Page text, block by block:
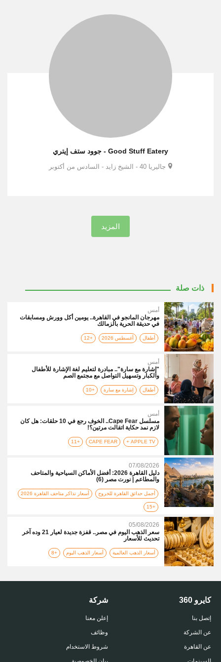
Good Stuff Eatery - جوود ستف إيتري
جاليريا 40 - الشيخ زايد - السادس من أكتوبر
المزيد
ذات صلة
أمس
مهرجان المانجو في القاهرة.. يومين أكل وورش ومسابقات
في حديقة الحرية بالزمالك
أطفال أغسطس 2026 +12
أمس
"إشارة مع سارة".. مبادرة لتعليم لغة الإشارة للأطفال
والكبار وتسهيل التواصل مع مجتمع الصم
أطفال إشارة مع سارة +10
أمس
مسلسل Cape Fear.. الخوف رجع في 10 حلقات: هل كان
لازم نمد حكاية اتقالت مرتين؟!
APPLE TV +
CAPE FEAR
+11
07/08/2026
دليل القاهرة 2026: أفضل الأماكن السياحية والمتاحف
والمطاعم | نورت مصر (6)
أجمل حدائق القاهرة للخروج أسعار تذاكر متاحف القاهرة 2026
+15
05/08/2026
سعر الذهب اليوم في مصر.. قفزة جديدة لعيار 21 وده آخر
تحديث للأسعار
أسعار الذهب العالمية أسعار الذهب اليوم +8
كايرو 360
إتصل بنا
عن الشركة
عن القاهرة
شركة
إعلن معنا
وظائف
شروط الاستخدام